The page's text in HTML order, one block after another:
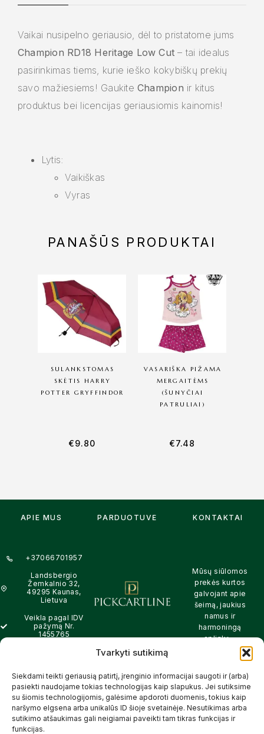
Tvarkyti sutikimą
Siekdami teikti geriausią patirtį, įrenginio informacijai saugoti ir (arba)
pasiekti naudojame tokias technologijas kaip slapukus. Jei sutiksime
su šiomis technologijomis, galėsime apdoroti duomenis, tokius kaip
naršymo elgsena arba unikalūs ID šioje svetainėje. Nesutikimas arba
sutikimo atšaukimas gali neigiamai paveikti tam tikras funkcijas ir
funkcijas.
Vaikai nusipelno geriausio, dėl to pristatome jums
Champion RD18 Heritage Low Cut – tai idealus
pasirinkimas tiems, kurie ieško kokybiškų prekių
savo mažiesiems! Gaukite Champion ir kitus
produktus bei licencijas geriausiomis kainomis!
Lytis:
Vaikiškas
Vyras
PANAŠŪS PRODUKTAI
SULANKSTOMAS
SKĖTIS HARRY
POTTER GRYFFINDOR
€9.80
VASARIŠKA PIŽAMA
MERGAITĖMS
(ŠUNYČIAI
PATRULIAI)
€7.48
APIE MUS PARDUOTUVĖ KONTAKTAI
+37066701957
Landsbergio
Žemkalnio 32,
49295 Kaunas,
Lietuva
Veikla pagal IDV
pažymą Nr.
1455765
09:00 - 19:00
Mūsų siūlomos
prekės kurtos
galvojant apie
šeimą, jaukius
namus ir
harmoningą
aplinką –
patikimos ir
draugiškos tiek
Jums, tiek
gamtai.
DAUGIAU